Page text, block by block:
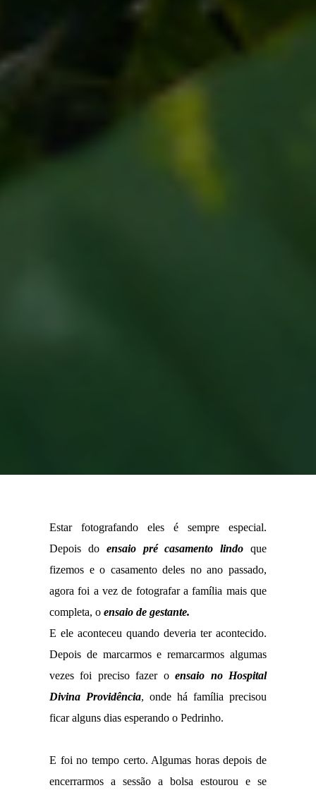
Estar fotografando eles é sempre especial.
Depois do ensaio pré casamento lindo que
fizemos e o casamento deles no ano passado,
agora foi a vez de fotografar a família mais que
completa, o ensaio de gestante.
E ele aconteceu quando deveria ter acontecido.
Depois de marcarmos e remarcarmos algumas
vezes foi preciso fazer oensaio no Hospital
Divina Providência, onde há família precisou
ficar alguns dias esperando o Pedrinho.
E foi no tempo certo. Algumas horas depois de
encerrarmos a sessão a bolsa estourou e se